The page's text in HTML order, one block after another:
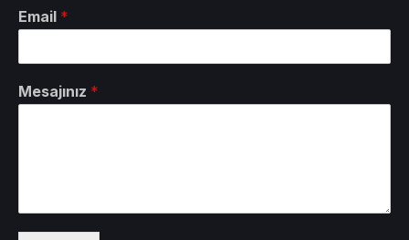
Email *
Mesajınız *